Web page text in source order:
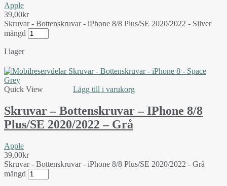
Apple
39,00kr
Skruvar - Bottenskruvar - iPhone 8/8 Plus/SE 2020/2022 - Silver
mängd
I lager
Quick View Lägg till i varukorg
Skruvar – Bottenskruvar – IPhone 8/8
Plus/SE 2020/2022 – Grå
Apple
39,00kr
Skruvar - Bottenskruvar - iPhone 8/8 Plus/SE 2020/2022 - Grå
mängd